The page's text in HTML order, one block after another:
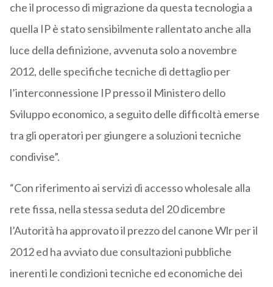
che il processo di migrazione da questa tecnologia a
quella IP è stato sensibilmente rallentato anche alla
luce della definizione, avvenuta solo a novembre
2012, delle specifiche tecniche di dettaglio per
l’interconnessione IP presso il Ministero dello
Sviluppo economico, a seguito delle difficoltà emerse
tra gli operatori per giungere a soluzioni tecniche
condivise”.
“Con riferimento ai servizi di accesso wholesale alla
rete fissa, nella stessa seduta del 20 dicembre
l’Autorità ha approvato il prezzo del canone Wlr per il
2012 ed ha avviato due consultazioni pubbliche
inerenti le condizioni tecniche ed economiche dei